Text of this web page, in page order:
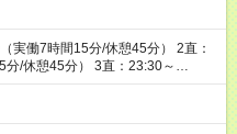
実働7時間15分/休憩45分） 2直：
/休憩45分） 3直：23:30～
※各時間帯の固定勤務も相談可能
時給1400円）